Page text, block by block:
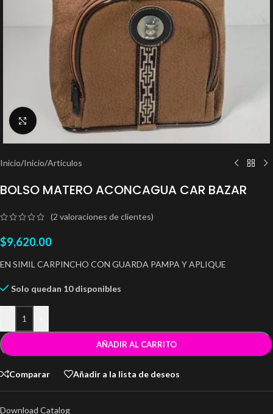
Clic para ampliar
Inicio/Inicio/Articulos
BOLSO MATERO ACONCAGUA CAR BAZAR
(2 valoraciones de clientes)
$9,620.00
EN SIMIL CARPINCHO CON GUARDA PAMPA Y APLIQUE
Solo quedan 10 disponibles
AÑADIR AL CARRITO
Comparar Añadir a la lista de deseos
Download Catalog